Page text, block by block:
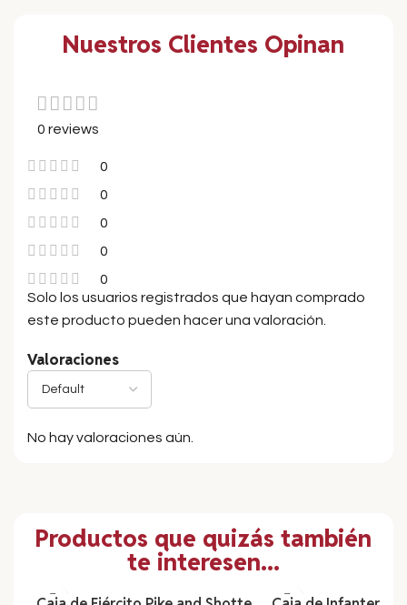
Nuestros Clientes Opinan
0 reviews
0
0
0
0
0
Valoraciones
No hay valoraciones aún.
Solo los usuarios registrados que hayan comprado
este producto pueden hacer una valoración.
Productos que quizás también
te interesen...